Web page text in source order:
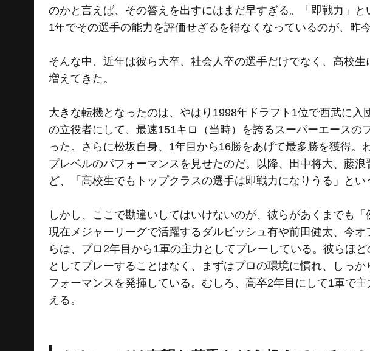
のかと言えば、その答えを出すにはまだ早すぎる。「即戦力」
1年でその選手の能力を評価せざるを得なくなっているのが、昨
そんな中、近年は彼ら大卒、社会人卒の選手だけでなく、高校
増えてきた。
大きな転機となったのは、やはり1998年ドラフト1位で西武に
の立役者にして、最速151キロ（当時）を誇るスーパーエースの
った。さらに松坂自身、1年目から16勝をあげて最多勝を獲得。
プレベルのパフォーマンスを見せたのだ。以降、田中将大、藤
ど、「高校生でもトップクラスの選手は即戦力になりうる」とい
しかし、ここで勘違いしてはいけないのが、彼らがあくまでも
現在メジャーリーグで活躍するダルビッシュ有や前田健太、今
らは、プロ2年目から1軍の主力としてプレーしている。彼らほ
としてプレーすることはなく、まずはプロの環境に慣れ、しっ
フォーマンスを発揮している。むしろ、高卒2年目にして1軍で
える。